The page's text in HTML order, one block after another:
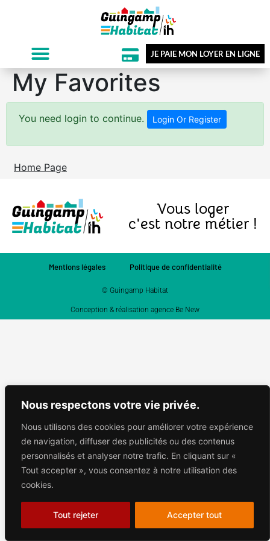
Nous respectons votre vie privée.
Nous utilisons des cookies pour améliorer votre expérience
de navigation, diffuser des publicités ou des contenus
personnalisés et analyser notre trafic. En cliquant sur «
Tout accepter », vous consentez à notre utilisation des
cookies.
Tout rejeter Accepter tout
JE PAIE MON LOYER EN LIGNE
My Favorites
You need login to continue. Login Or Register
Home Page
Vous loger
c'est notre métier !
Mentions légales Politique de confidentialité
© Guingamp Habitat
Conception & réalisation agence Be New